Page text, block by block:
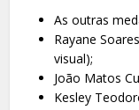
As outras
Rayane
visual);
João Matos
Kesley